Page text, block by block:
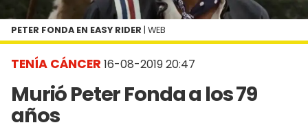
TENÍA CÁNCER 16-08-2019 20:47
Murió Peter Fonda a los 79
años
PETER FONDA EN EASY RIDER | WEB